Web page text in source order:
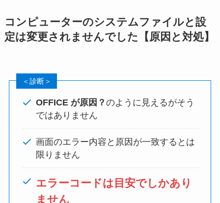
コンピューターのシステムファイルと設
定は変更されませんでした【原因と対処】
＜診断＞
OFFICE が原因？ のように見えるがそう
ではありません
画面のエラー内容と原因が一致するとは
限りません
エラーコードは目安でしかあり
ません